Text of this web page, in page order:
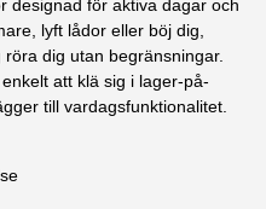
designad för aktiva dagar och
lyft lådor eller böj dig,
dig utan begränsningar.
att klä sig i lager-på-
till vardagsfunktionalitet.